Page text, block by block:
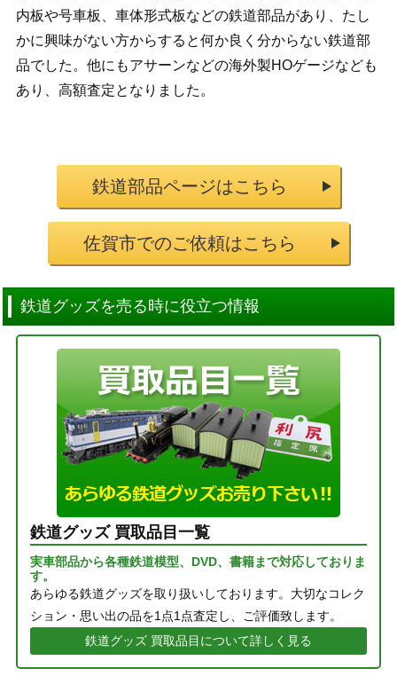
内板や号車板、車体形式板などの鉄道部品があり、たし
かに興味がない方からすると何か良く分からない鉄道部
品でした。他にもアサーンなどの海外製HOゲージなども
あり、高額査定となりました。
鉄道部品ページはこちら
佐賀市でのご依頼はこちら
鉄道グッズを売る時に役立つ情報
鉄道グッズ 買取品目一覧
実車部品から各種鉄道模型、DVD、書籍まで対応しておりま
す。
あらゆる鉄道グッズを取り扱いしております。大切なコレク
ション・思い出の品を1点1点査定し、ご評価致します。
鉄道グッズ 買取品目について詳しく見る